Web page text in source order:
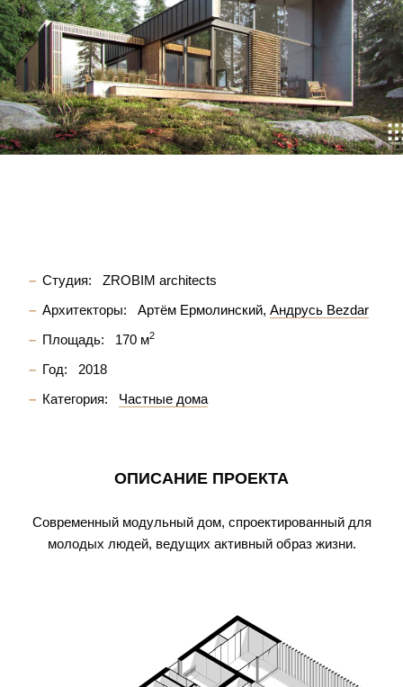
Студия:
ZROBIM architects
Архитекторы:
Артём Ермолинский Андрусь Bezdar
Площадь:
170 м2
Год:
2018
Категория:
Частные дома
ОПИСАНИЕ ПРОЕКТА
Cовременный модульный дом, спроектированный для
молодых людей, ведущих активный образ жизни.